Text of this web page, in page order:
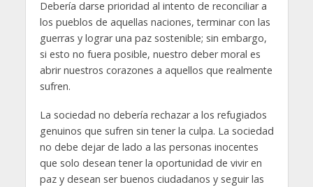
Debería darse prioridad al intento de reconciliar a
los pueblos de aquellas naciones, terminar con las
guerras y lograr una paz sostenible; sin embargo,
si esto no fuera posible, nuestro deber moral es
abrir nuestros corazones a aquellos que realmente
sufren.
La sociedad no debería rechazar a los refugiados
genuinos que sufren sin tener la culpa. La sociedad
no debe dejar de lado a las personas inocentes
que solo desean tener la oportunidad de vivir en
paz y desean ser buenos ciudadanos y seguir las